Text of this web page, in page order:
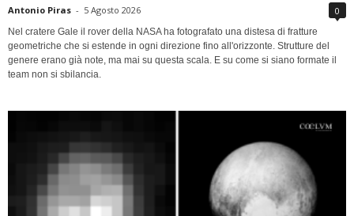
Antonio Piras - 5 Agosto 2026 0
Nel cratere Gale il rover della NASA ha fotografato una distesa di fratture
geometriche che si estende in ogni direzione fino all'orizzonte. Strutture del
genere erano già note, ma mai su questa scala. E su come si siano formate il
team non si sbilancia.